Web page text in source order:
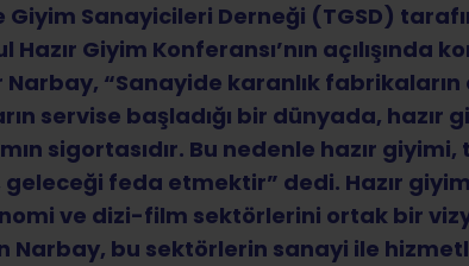
Giyim Sanayicileri Derneği (TGSD)
Hazır Giyim Konferansı’nın açılışında
“Sanayide karanlık fabrikaların
servise başladığı bir dünyada, hazır
sigortasıdır. Bu nedenle hazır
feda etmektir” dedi. Hazır
ve dizi-film sektörlerini ortak bir
Narbay, bu sektörlerin sanayi ile